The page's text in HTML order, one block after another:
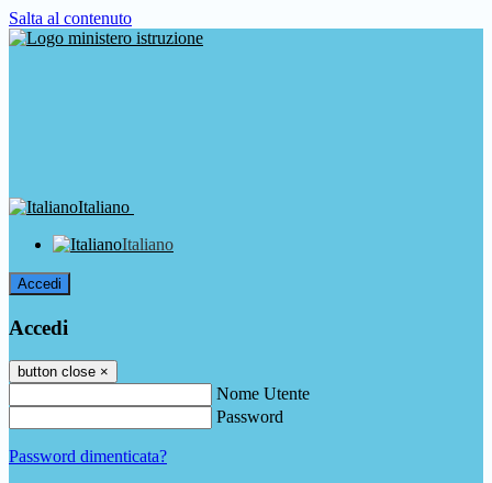
Salta al contenuto
Italiano
Italiano
Accedi
Accedi
button close ×
Nome Utente
Password
Password dimenticata?